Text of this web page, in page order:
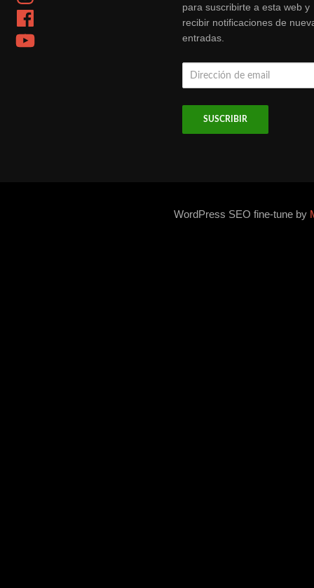
Facebook
YouTube
para suscribirte a esta web y
recibir notificaciones de
entradas.
Dirección
WordPress SEO fine-tune by